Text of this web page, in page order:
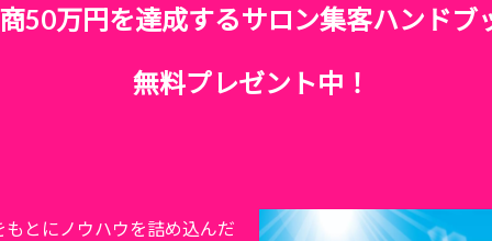
50万円を達成するサロン集客ハンドブ
無料プレゼント中！
もとにノウハウを詰め込んだ